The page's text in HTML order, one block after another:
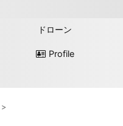
ドローン
Profile
>